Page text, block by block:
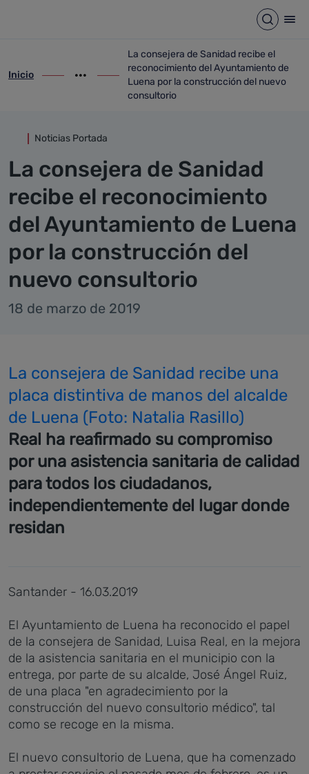
Abrir
ir-a inicio
Inicio
Mostrar opciones del camino de migas
ir-a La consejera de Sanidad recibe el
La consejera de Sanidad recibe el
reconocimiento del Ayuntamiento de
Luena por la construcción del nuevo
consultorio
Noticias Portada
La consejera de Sanidad
recibe el reconocimiento
del Ayuntamiento de Luena
por la construcción del
nuevo consultorio
18 de marzo de 2019
La consejera de Sanidad recibe una
placa distintiva de manos del alcalde
de Luena (Foto: Natalia Rasillo)
Real ha reafirmado su compromiso
por una asistencia sanitaria de calidad
para todos los ciudadanos,
independientemente del lugar donde
residan
Santander - 16.03.2019
El Ayuntamiento de Luena ha reconocido el papel
de la consejera de Sanidad, Luisa Real, en la mejora
de la asistencia sanitaria en el municipio con la
entrega, por parte de su alcalde, José Ángel Ruiz,
de una placa "en agradecimiento por la
construcción del nuevo consultorio médico", tal
como se recoge en la misma.
El nuevo consultorio de Luena, que ha comenzado